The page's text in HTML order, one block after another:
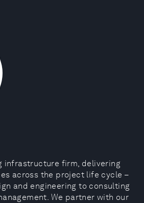
infrastructure firm, delivering
across the project life cycle –
and engineering to consulting
We partner with our